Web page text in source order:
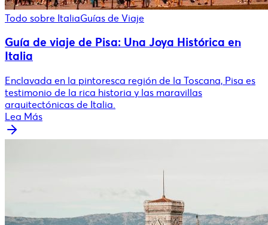
Todo sobre ItaliaGuías de Viaje
Guía de viaje de Pisa: Una Joya Histórica en
Italia
Enclavada en la pintoresca región de la Toscana, Pisa es
testimonio de la rica historia y las maravillas
arquitectónicas de Italia.
Lea Más